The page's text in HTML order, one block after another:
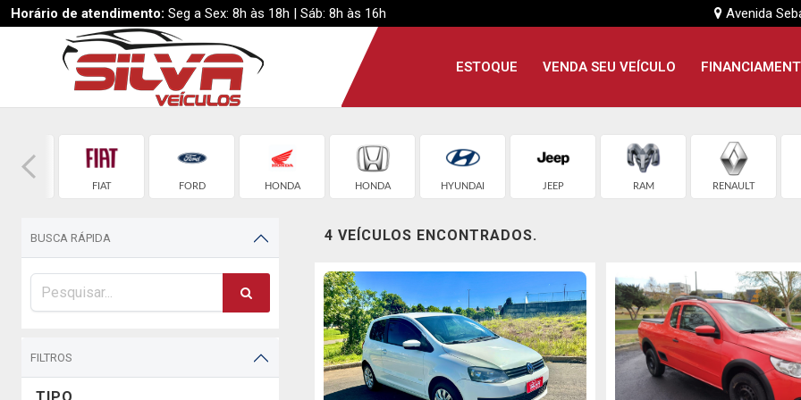
Horário de atendimento: Seg a Sex: 8h às 18h | Sáb: 8h às 16h Avenida
ESTOQUE VENDA SEU VEÍCULO
FIAT FORD HONDA HONDA HYUNDAI JEEP RAM RENAULT
BUSCA RÁPIDA
FILTROS
4 VEÍCULOS ENCONTRADOS.